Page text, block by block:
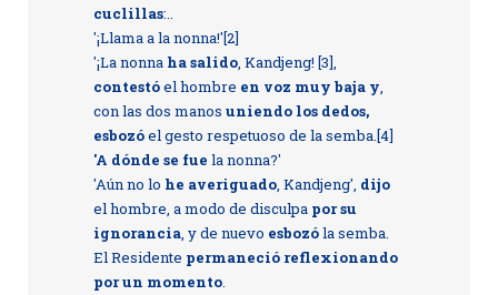
cuclillas:..
'¡Llama a la nonna!'[2]
'¡La nonnaha salido, Kandjeng! [3],
contestóel hombre en voz muy baja y,
con las dos manos uniendo los dedos,
esbozóel gesto respetuoso de la semba.[4]
'A dónde se fue la nonna?'
'Aún no lo he averiguado, Kandjeng', dijo
el hombre, a modo de disculpa por su
ignorancia, y de nuevo esbozóla semba.
El Residente permaneció reflexionando
por un momento.